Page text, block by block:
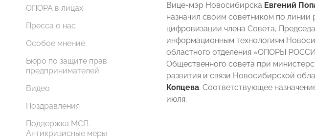
ОПОРА в лицах
Пресса о нас
Особое мнение
Бюро по защите прав
предпринимателей
Видео
Поздравления
Поддержка МСП.
Антикризисные меры
Вице-мэр Новосибирска Евгений
назначил своим советником по линии
цифровизации члена Совета,
информационным технологиям
областного отделения «ОПОРЫ
Общественного совета при
развития и связи Новосибирской
Копцева. Соответствующее
июля.